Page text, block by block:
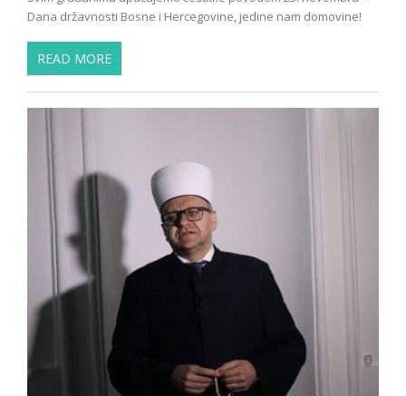
Dana državnosti Bosne i Hercegovine, jedine nam domovine!
READ MORE